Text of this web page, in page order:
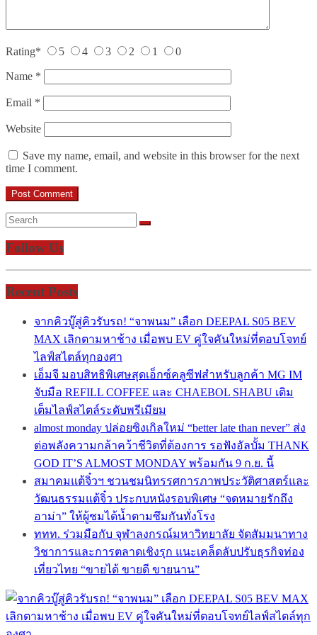
Rating* 5 4 3 2 1 0
Name *
Email *
Website
Save my name, email, and website in this browser for the next
time I comment.
Follow Us
Recent Posts
จากคิวบู๊สู่คิวรับรถ! “จาพนม” เลือก DEEPAL S05 BEV
MAX เลิกตามหาช้าง เมื่อพบ EV คู่ใจคันใหม่ที่ตอบโจทย์
ไลฟ์สไตล์ทุกองศา
เอ็มจี มอบสิทธิพิเศษสุดเอ็กซ์คลูซีฟสำหรับลูกค้า MG IM
จับมือ REFILL COFFEE และ CHAEBOL SHABU เติม
เต็มไลฟ์สไตล์ระดับพรีเมียม
almost monday ปล่อยซิงเกิลใหม่ “better late than never” ส่ง
ต่อพลังความกล้าคว้าชีวิตที่ต้องการ รอฟังอัลบั้ม THANK
GOD IT’S ALMOST MONDAY พร้อมกัน 9 ก.ย. นี้
สมาคมแต้จิ๋วฯ ชวนชมนิทรรศการภาพประวัติศาสตร์และ
วัฒนธรรมแต้จิ๋ว ประกบหนังรอบพิเศษ “จดหมายรักถึง
อาม่า” ให้ผู้ชมได้น้ำตามซึมกันทั่งโรง
ททท. ร่วมมือกับ จุฬาลงกรณ์มหาวิทยาลัย จัดสัมมนาทาง
วิชาการและการตลาดเชิงรุก แนะเคล็ดลับปรับธุรกิจท่อง
เที่ยวไทย “ขายได้ ขายดี ขายนาน”